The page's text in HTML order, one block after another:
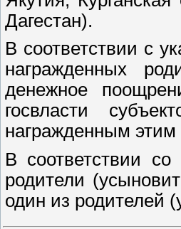
Дагестан).
В соответствии с
награжденных
денежное
госвласти
награжденным
В соответствии
родители
один из родителей